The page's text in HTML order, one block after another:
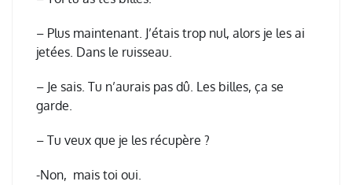
– Plus maintenant. J’étais trop nul, alors je les ai
jetées. Dans le ruisseau.
– Je sais. Tu n’aurais pas dû. Les billes, ça se
garde.
– Tu veux que je les récupère ?
-Non, mais toi oui.